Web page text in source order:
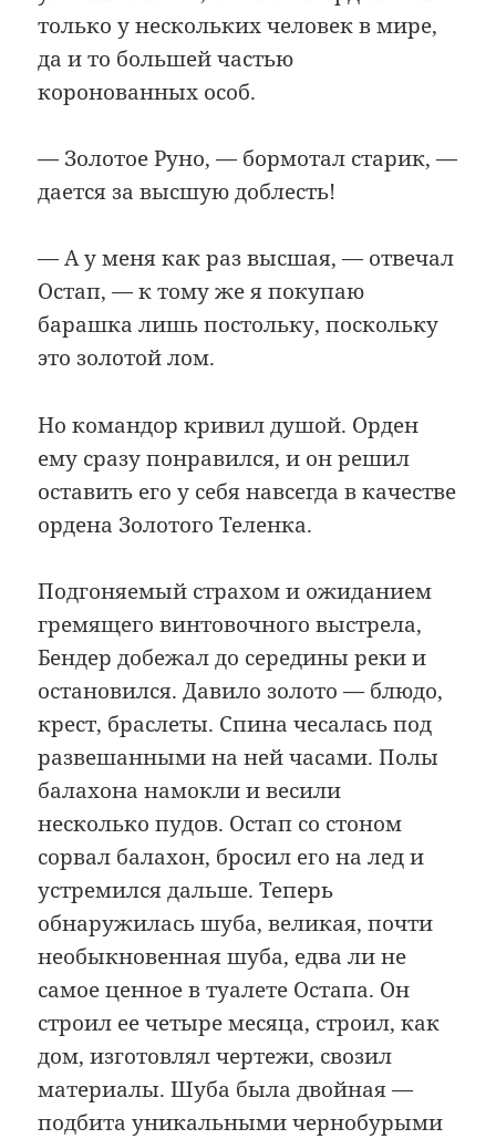
только у нескольких человек в мире,
да и то большей частью
коронованных особ.
— Золотое Руно, — бормотал старик, —
дается за высшую доблесть!
— А у меня как раз высшая, — отвечал
Остап, — к тому же я покупаю
барашка лишь постольку, поскольку
это золотой лом.
Но командор кривил душой. Орден
ему сразу понравился, и он решил
оставить его у себя навсегда в качестве
ордена Золотого Теленка.
Подгоняемый страхом и ожиданием
гремящего винтовочного выстрела,
Бендер добежал до середины реки и
остановился. Давило золото — блюдо,
крест, браслеты. Спина чесалась под
развешанными на ней часами. Полы
балахона намокли и весили
несколько пудов. Остап со стоном
сорвал балахон, бросил его на лед и
устремился дальше. Теперь
обнаружилась шуба, великая, почти
необыкновенная шуба, едва ли не
самое ценное в туалете Остапа. Он
строил ее четыре месяца, строил, как
дом, изготовлял чертежи, свозил
материалы. Шуба была двойная —
подбита уникальными чернобурыми